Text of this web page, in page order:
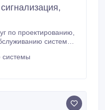
по проектированию,
систем